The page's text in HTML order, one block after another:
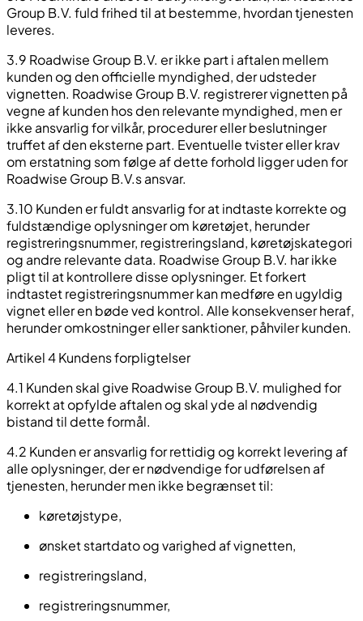
Group B.V. fuld frihed til at bestemme, hvordan tjenesten
leveres.
3.9 Roadwise Group B.V. er ikke part i aftalen mellem
kunden og den officielle myndighed, der udsteder
vignetten. Roadwise Group B.V. registrerer vignetten på
vegne af kunden hos den relevante myndighed, men er
ikke ansvarlig for vilkår, procedurer eller beslutninger
truffet af den eksterne part. Eventuelle tvister eller krav
om erstatning som følge af dette forhold ligger uden for
Roadwise Group B.V.s ansvar.
3.10 Kunden er fuldt ansvarlig for at indtaste korrekte og
fuldstændige oplysninger om køretøjet, herunder
registreringsnummer, registreringsland, køretøjskategori
og andre relevante data. Roadwise Group B.V. har ikke
pligt til at kontrollere disse oplysninger. Et forkert
indtastet registreringsnummer kan medføre en ugyldig
vignet eller en bøde ved kontrol. Alle konsekvenser heraf,
herunder omkostninger eller sanktioner, påhviler kunden.
Artikel 4 Kundens forpligtelser
4.1 Kunden skal give Roadwise Group B.V. mulighed for
korrekt at opfylde aftalen og skal yde al nødvendig
bistand til dette formål.
4.2 Kunden er ansvarlig for rettidig og korrekt levering af
alle oplysninger, der er nødvendige for udførelsen af
tjenesten, herunder men ikke begrænset til:
køretøjstype,
ønsket startdato og varighed af vignetten,
registreringsland,
registreringsnummer,